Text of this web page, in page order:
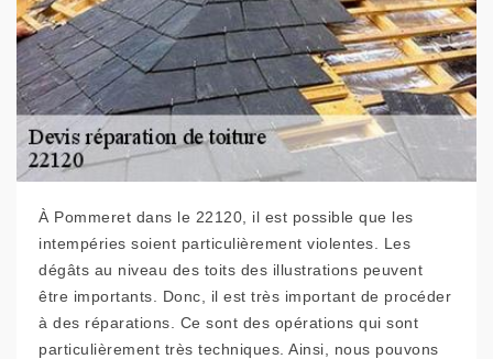
À Pommeret dans le 22120, il est possible que les
intempéries soient particulièrement violentes. Les
dégâts au niveau des toits des illustrations peuvent
être importants. Donc, il est très important de procéder
à des réparations. Ce sont des opérations qui sont
particulièrement très techniques. Ainsi, nous pouvons